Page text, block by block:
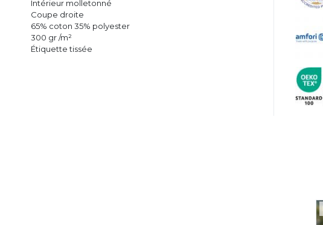
Intérieur molletonné
Coupe droite
65% coton 35% polyester
300 gr /m²
Étiquette tissée